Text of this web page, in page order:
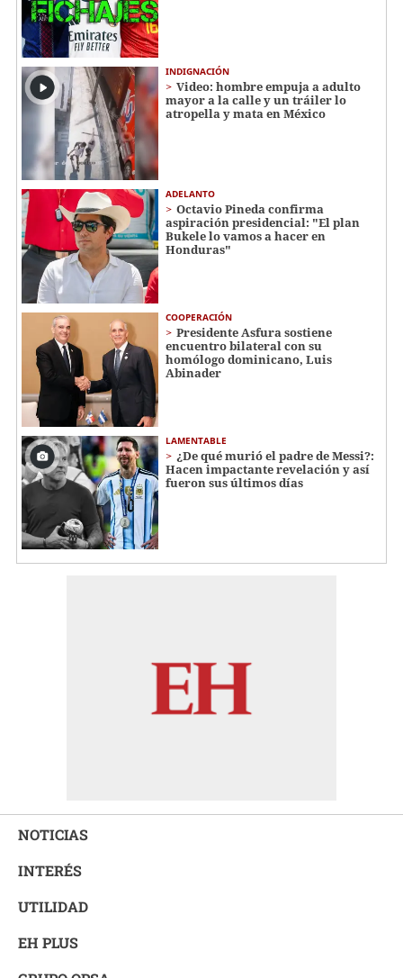
INDIGNACIÓN
Video: hombre empuja a adulto
mayor a la calle y un tráiler lo
atropella y mata en México
ADELANTO
Octavio Pineda confirma
aspiración presidencial: "El plan
Bukele lo vamos a hacer en
Honduras"
COOPERACIÓN
Presidente Asfura sostiene
encuentro bilateral con su
homólogo dominicano, Luis
Abinader
LAMENTABLE
¿De qué murió el padre de Messi?:
Hacen impactante revelación y así
fueron sus últimos días
NOTICIAS
INTERÉS
UTILIDAD
EH PLUS